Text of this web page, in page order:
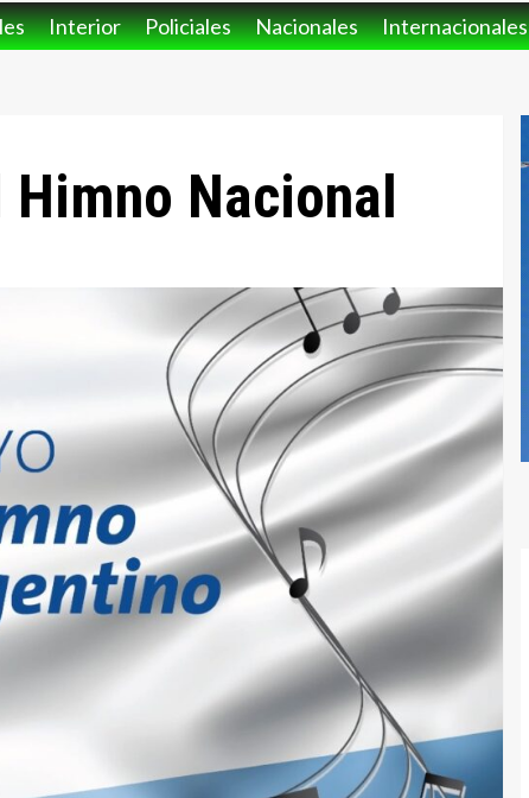
Interior Policiales Nacionales Internacionales
Nacional